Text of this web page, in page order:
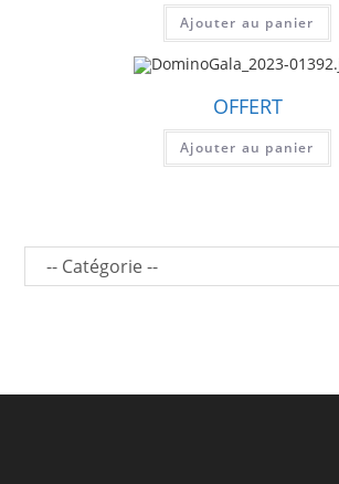
Ajouter au panier
OFFERT
Ajouter au panier